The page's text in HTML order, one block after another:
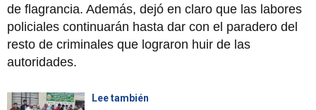
de flagrancia. Además, dejó en claro que las labores
policiales continuarán hasta dar con el paradero del
resto de criminales que lograron huir de las
autoridades.
Lee también